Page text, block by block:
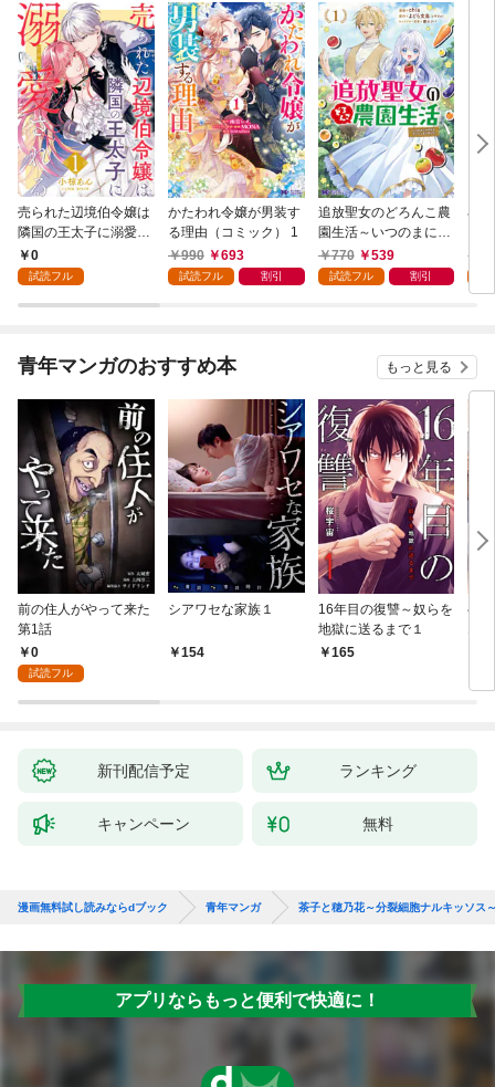
売られた辺境伯令嬢は
隣国の王太子に溺愛さ
れる 1
0
試読フル
かたわれ令嬢が男装す
る理由（コミック） 1
990
693
試読フル 割引
追放聖女のどろんこ農
園生活～いつのまにか
隣国を救ってしまいま
した～（コミック） 1
770 539
試読フル 割引
小
青年マンガのおすすめ本 もっと見る
前の住人がやって来た
第1話
0
試読フル
シアワセな家族１
154
16年目の復讐～奴らを
地獄に送るまで１
165
ベ
新刊配信予定 ランキング
キャンペーン 無料
漫画無料試し読みならdブック 青年マンガ 茶子と穂乃花～分裂細胞ナルキッソス
アプリならもっと便利で快適に！